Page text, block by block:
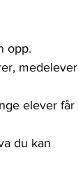
opp.
medelever
elever får
du kan